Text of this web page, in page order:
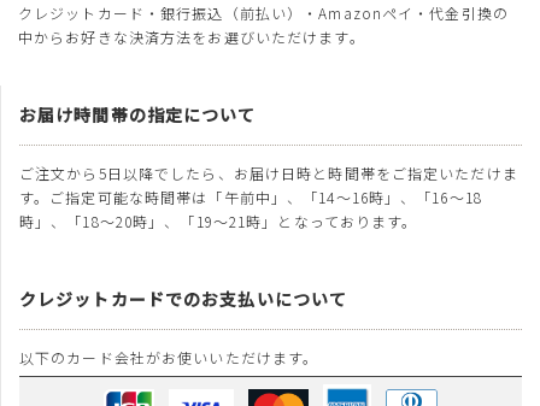
クレジットカード・銀行振込（前払い）・Amazonペイ・代金引換の
中からお好きな決済方法をお選びいただけます。
お届け時間帯の指定について
ご注文から5日以降でしたら、お届け日時と時間帯をご指定いただけま
す。ご指定可能な時間帯は「午前中」、「14～16時」、「16～18
時」、「18～20時」、「19～21時」となっております。
クレジットカードでのお支払いについて
以下のカード会社がお使いいただけます。